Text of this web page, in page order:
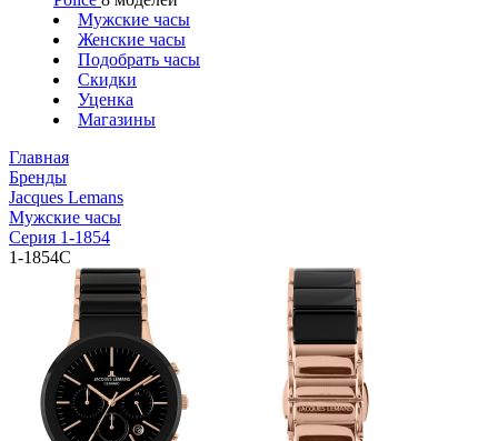
Мужские часы
Женские часы
Подобрать часы
Скидки
Уценка
Магазины
Главная
Бренды
Jacques Lemans
Мужские часы
Серия 1-1854
1-1854C